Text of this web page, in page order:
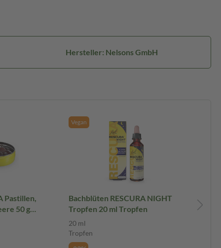
Hersteller: Nelsons GmbH
Pastillen,
50 g
Vegan
Bachblüten RESCURA NIGHT
Tropfen 20 ml Tropfen
20 ml
Tropfen